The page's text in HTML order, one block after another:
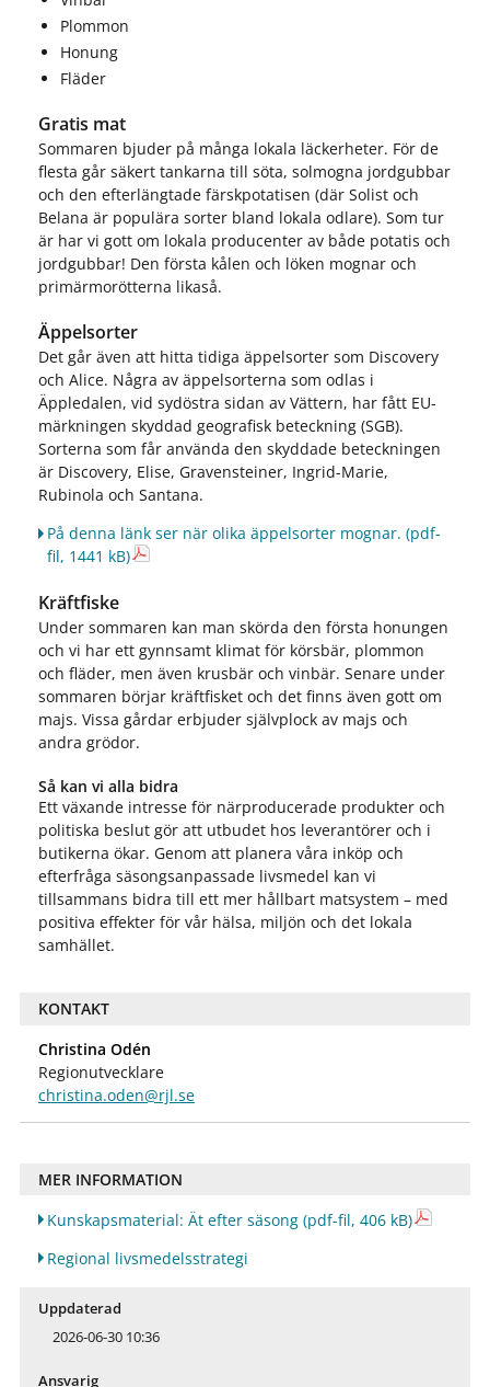
Plommon
Honung
Fläder
Gratis mat
Sommaren bjuder på många lokala läckerheter. För de
flesta går säkert tankarna till söta, solmogna jordgubbar
och den efterlängtade färskpotatisen (där Solist och
Belana är populära sorter bland lokala odlare). Som tur
är har vi gott om lokala producenter av både potatis och
jordgubbar! Den första kålen och löken mognar och
primärmorötterna likaså.
Äppelsorter
Det går även att hitta tidiga äppelsorter som Discovery
och Alice. Några av äppelsorterna som odlas i
Äppledalen, vid sydöstra sidan av Vättern, har fått EU-
märkningen skyddad geografisk beteckning (SGB).
Sorterna som får använda den skyddade beteckningen
är Discovery, Elise, Gravensteiner, Ingrid-Marie,
Rubinola och Santana.
På denna länk ser när olika äppelsorter mognar. (pdf-
fil, 1441 kB)
Kräftfiske
Under sommaren kan man skörda den första honungen
och vi har ett gynnsamt klimat för körsbär, plommon
och fläder, men även krusbär och vinbär. Senare under
sommaren börjar kräftfisket och det finns även gott om
majs. Vissa gårdar erbjuder självplock av majs och
andra grödor.
Så kan vi alla bidra
Ett växande intresse för närproducerade produkter och
politiska beslut gör att utbudet hos leverantörer och i
butikerna ökar. Genom att planera våra inköp och
efterfråga säsongsanpassade livsmedel kan vi
tillsammans bidra till ett mer hållbart matsystem – med
positiva effekter för vår hälsa, miljön och det lokala
samhället.
KONTAKT
Christina Odén
Regionutvecklare
christina.oden@rjl.se
MER INFORMATION
Kunskapsmaterial: Ät efter säsong(pdf-fil, 406 kB)
Regional livsmedelsstrategi
Uppdaterad
2026-06-30 10:36
Ansvarig